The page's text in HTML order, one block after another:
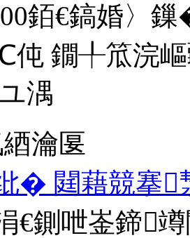
銆€鎬婚〉
伅 鐗╀笟浣
湡
瀹匽
� 閮藉競搴
€鍘呭崟鍗